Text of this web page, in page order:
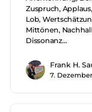
Zuspruch,
Lob,
Mittönen,
Dissonanz…
Frank H.
7.